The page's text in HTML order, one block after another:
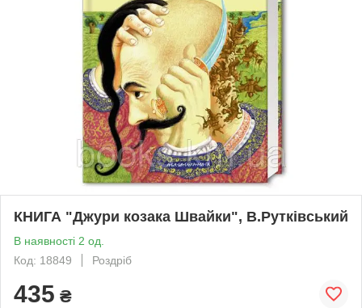
КНИГА "Джури козака Швайки", В.Рутківський
В наявності 2 од.
Код: 18849
Роздріб
435 ₴